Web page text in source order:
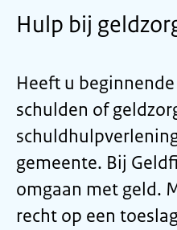
Hulp bij
Heeft u
schulden of
gemeente. Bij
omgaan met geld.
recht op een